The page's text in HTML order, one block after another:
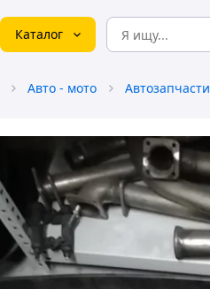
Каталог
Авто - мото Автозапчасти